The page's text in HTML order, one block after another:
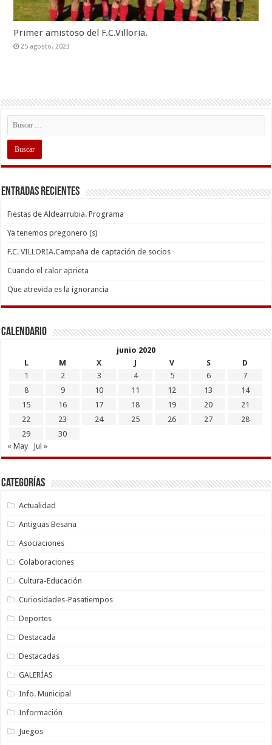
Primer amistoso del F.C.Villoria.
25 agosto, 2023
Entradas recientes
Fiestas de Aldearrubia. Programa
Ya tenemos pregonero (s)
F.C. VILLORIA.Campaña de captación de socios
Cuando el calor aprieta
Que atrevida es la ignorancia
Calendario
junio 2020
L
M X J V S
D
1
2 3 4 5 6
7
8
9 10 11 12 13
14
15
16 17 18 19 20
21
22
23 24 25 26 27
28
29
30
« May
Jul »
Categorías
Actualidad
Antiguas Besana
Asociaciones
Colaboraciones
Cultura-Educación
Curiosidades-Pasatiempos
Deportes
Destacada
Destacadas
GALERÍAS
Info. Municipal
Información
Juegos